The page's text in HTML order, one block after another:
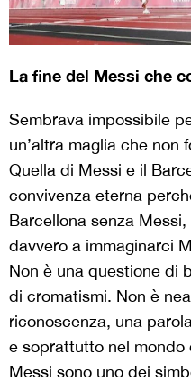
La fine del Messi che
Sembrava impossibile
un’altra maglia che non
Quella di Messi e il
convivenza eterna
Barcellona senza
davvero a immaginarci
Non è una questione di
di cromatismi. Non è
riconoscenza, una
e soprattutto nel
Messi sono uno dei